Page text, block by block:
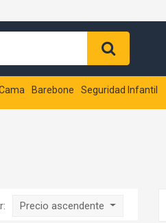
Barebone Seguridad Infantil
Precio ascendente